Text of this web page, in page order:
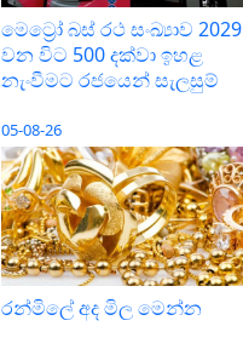
මෙට්‍රෝ බස් රථ සංඛ්‍යාව 2029
වන විට 500 දක්වා ඉහළ
නැංවීමට රජයෙන් සැලසුම්
05-08-26
රන්මිලේ අද මිල මෙන්න